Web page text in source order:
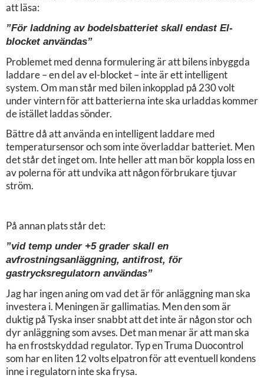
att läsa:
”För laddning av bodelsbatteriet skall endast El-
blocket användas”
Problemet med denna formulering är att bilens inbyggda
laddare – en del av el-blocket – inte är ett intelligent
system. Om man står med bilen inkopplad på 230 volt
under vintern för att batterierna inte ska urladdas kommer
de istället laddas sönder.
Bättre då att använda en intelligent laddare med
temperatursensor och som inte överladdar batteriet. Men
det står det inget om. Inte heller att man bör koppla loss en
av polerna för att undvika att någon förbrukare tjuvar
ström.
På annan plats står det:
”vid temp under +5 grader skall en
avfrostningsanläggning, antifrost, för
gastrycksregulatorn användas”
Jag har ingen aning om vad det är för anläggning man ska
investera i. Meningen är gallimatias. Men den som är
duktig på Tyska inser snabbt att det inte är någon stor och
dyr anläggning som avses. Det man menar är att man ska
ha en frostskyddad regulator. Typ en Truma Duocontrol
som har en liten 12 volts elpatron för att eventuell kondens
inne i regulatorn inte ska frysa.